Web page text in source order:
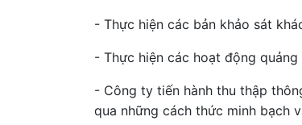
- Thực hiện các bản khảo sát
- Thực hiện các hoạt động
- Công ty tiến hành thu thập
qua những cách thức minh bạch